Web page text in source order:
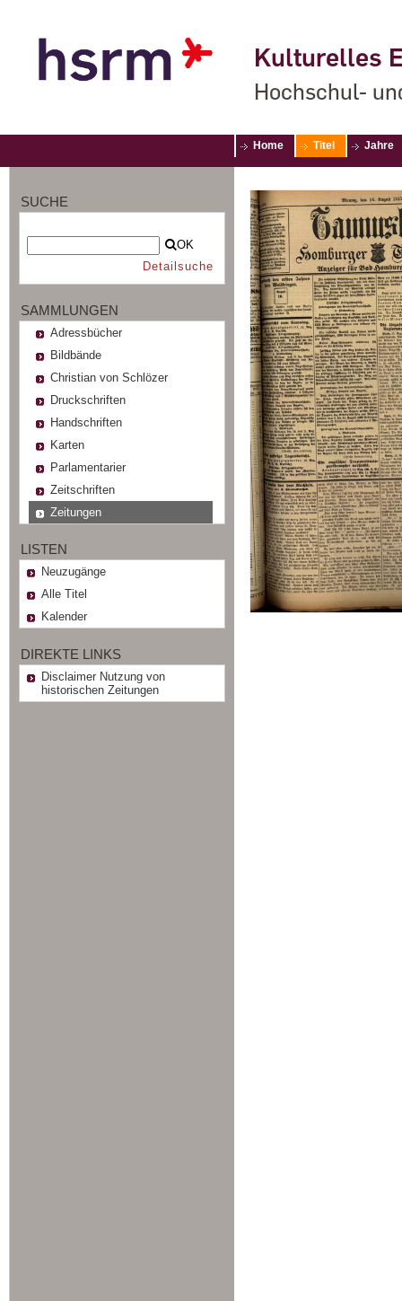
Kulturelles
Hochschul-
Home Titel Jahre
SUCHE
OK
Detailsuche
SAMMLUNGEN
Adressbücher
Bildbände
Christian von Schlözer
Druckschriften
Handschriften
Karten
Parlamentarier
Zeitschriften
Zeitungen
LISTEN
Neuzugänge
Alle Titel
Kalender
DIREKTE LINKS
Disclaimer Nutzung von
historischen Zeitungen